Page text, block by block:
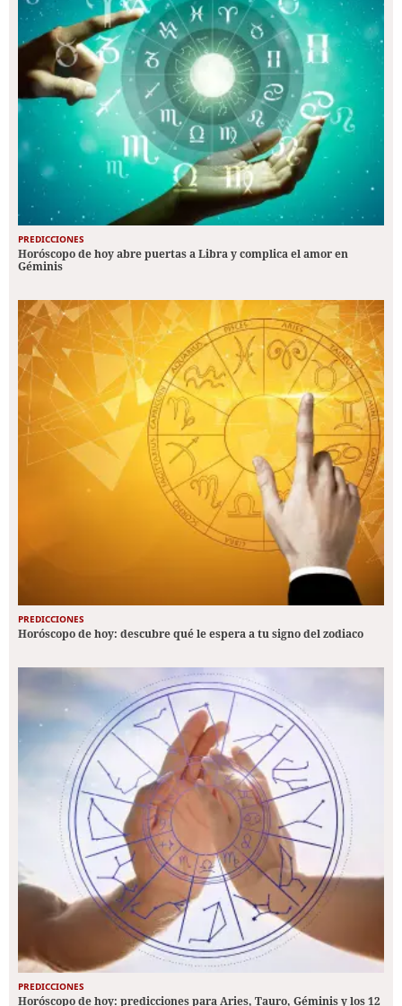
PREDICCIONES
Horóscopo de hoy abre puertas a Libra y complica el amor en
Géminis
PREDICCIONES
Horóscopo de hoy: descubre qué le espera a tu signo del zodiaco
PREDICCIONES
Horóscopo de hoy: predicciones para Aries, Tauro, Géminis y los 12